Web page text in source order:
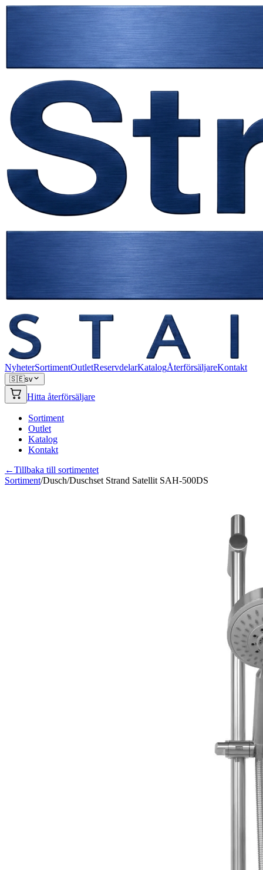
NyheterSortimentOutletReservdelarKatalogÅterförsäljareKontakt
🇸🇪sv
Hitta återförsäljare
Sortiment
Outlet
Katalog
Kontakt
←Tillbaka till sortimentet
Sortiment/Dusch/Duschset Strand Satellit SAH-500DS